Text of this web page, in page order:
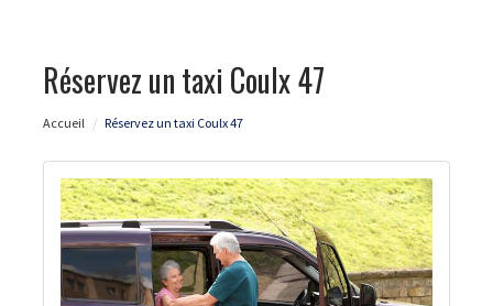
Réservez un taxi Coulx 47
Accueil Réservez un taxi Coulx 47